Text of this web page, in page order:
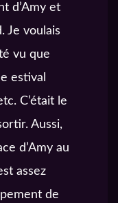
d’Amy et
Je voulais
vu que
estival
C’était le
Aussi,
d’Amy au
assez
de